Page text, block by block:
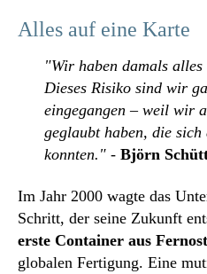
Alles auf eine Karte
"Wir haben damals
Dieses Risiko sind wir
eingegangen – weil wir
geglaubt haben, die sich
konnten." - Björn
Im Jahr 2000 wagte das
Schritt, der seine Zukunft
erste Container aus Fernost
globalen Fertigung. Eine